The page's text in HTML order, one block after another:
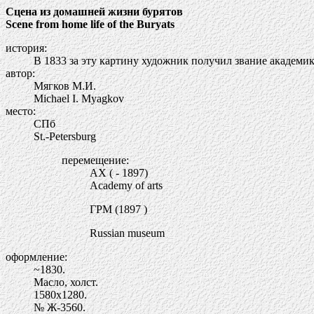
Сцена из домашней жизни бурятов
Scene from home life of the Buryats
история:
В 1833 за эту картину художник получил звание
автор:
Мягков М.И.
Michael I. Myagkov
место:
СПб
St.-Petersburg
перемещение:
АХ ( - 1897)
Academy of arts
ГРМ (1897 )
Russian museum
оформление:
~1830.
Масло, холст.
1580х1280.
№ Ж-3560.